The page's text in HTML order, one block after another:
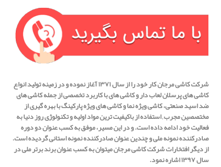
شرکت کاشی مرجان کار خود را از سال ۱۳۷۱ آغاز نموده و در زمینه تولید انواع
کاشی های پرسلان لعاب دار و کاشی های با کاربرد تخصصی از جمله کاشی های
ضد اسید صنعتی، کاشی ویژه نما و کاشی های ویژه پارکینگ با بهره گیری از
مختصصین مجرب , استفاده از باکیفیت ترین مواد اولیه و تکنولوژی روز دنیا به
فعالیت خود ادامه داده است. و در این مسیر، موفق به کسب عنوان دو دوره
صادرکننده نمونه ملی و چندین عنوان صادرکننده نمونه استانی گردیده است.
از دیگر افتخارات شرکت کاشی مرجان میتوان به کسب عنوان برند برتر ملی در
سال ۱۳۹۷ اشاره نمود.